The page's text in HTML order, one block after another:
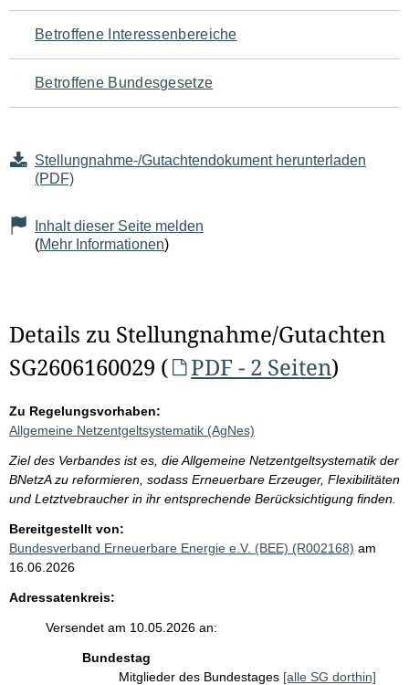
für
den
Seiteninhalt
Betroffene Interessenbereiche
Betroffene Bundesgesetze
Stellungnahme-/Gutachtendokument herunterladen
(PDF)
Inhalt dieser Seite melden
(Mehr Informationen)
Details zu Stellungnahme/Gutachten
SG2606160029 (
PDF - 2 Seiten)
Zu Regelungsvorhaben:
Allgemeine Netzentgeltsystematik (AgNes)
Ziel des Verbandes ist es, die Allgemeine Netzentgeltsystematik der
BNetzA zu reformieren, sodass Erneuerbare Erzeuger, Flexibilitäten
und Letztvebraucher in ihr entsprechende Berücksichtigung finden.
Bereitgestellt von:
Bundesverband Erneuerbare Energie e.V. (BEE) (R002168) am
16.06.2026
Adressatenkreis:
Versendet am 10.05.2026 an:
Bundestag
Mitglieder des Bundestages [alle SG dorthin]